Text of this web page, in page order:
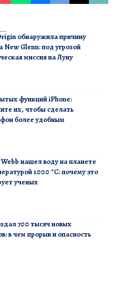
обнаружила причину
New Glenn: под угрозой
миссия на Луну
функций iPhone:
их, чтобы сделать
более удобным
Webb нашел воду на планете
1000 °C: почему это
ученых
700 тысяч новых
в чем прорыв и опасность